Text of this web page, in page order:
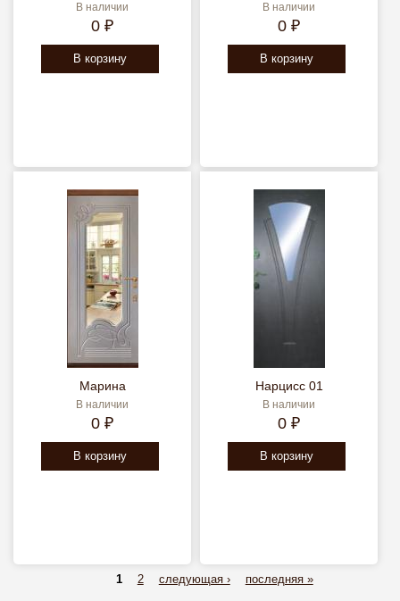
В наличии
0 ₽
В корзину
В наличии
0 ₽
В корзину
Марина
В наличии
0 ₽
В корзину
Нарцисс 01
В наличии
0 ₽
В корзину
1 2 следующая › последняя »